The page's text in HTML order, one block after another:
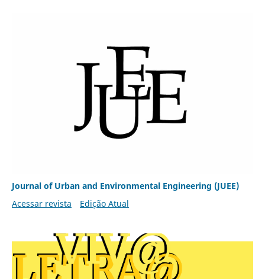
Journal of Urban and Environmental Engineering (JUEE)
Acessar revista
Edição Atual